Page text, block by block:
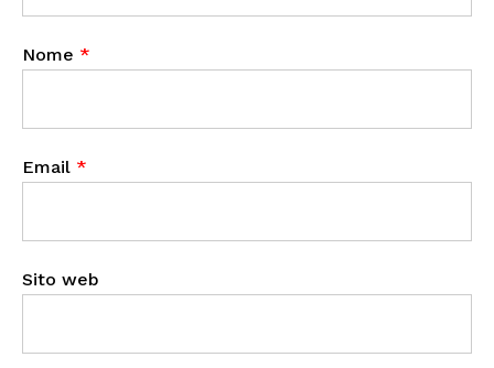
Nome *
Email *
Sito web